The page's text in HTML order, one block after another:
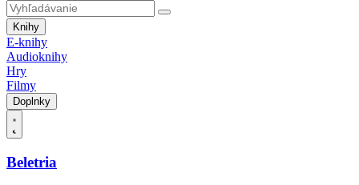
Knihy
E-knihy
Audioknihy
Hry
Filmy
Doplnky
Beletria